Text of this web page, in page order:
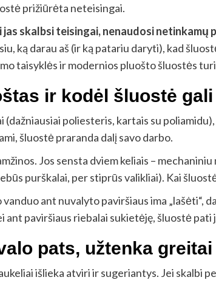
prižiūrėta neteisingai.
skalbsi teisingai, nenaudosi netinkamų
ką darau aš (ir ką patariu daryti), kad
taisyklės ir modernios pluošto šluostės
ir kodėl šluostė gali
(dažniausiai poliesteris, kartais su
šluostė praranda dalį savo darbo.
Jos sensta dviem keliais –
purškalai, per stiprūs valikliai). Kai
ant nuvalyto paviršiaus ima „lašėti“,
ant paviršiaus riebalai sukietėję, šluostė
pats, užtenka
išlieka atviri ir sugeriantys. Jei skalbi